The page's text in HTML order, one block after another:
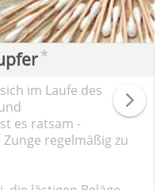
*
im Laufe des
es ratsam -
regelmäßig zu